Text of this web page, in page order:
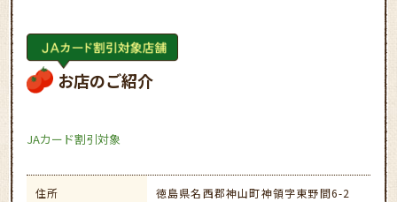
お店のご紹介
JAカード割引対象
住所 徳島県名西郡神山町神領字東野間6-2